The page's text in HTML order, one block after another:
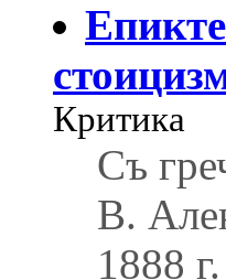
Критика
Съ
В.
1888